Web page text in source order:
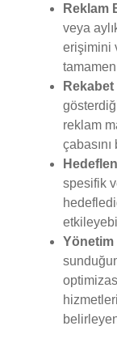
Reklam
veya
erişimini
reklam
çabasını
spesifik
Yönetim